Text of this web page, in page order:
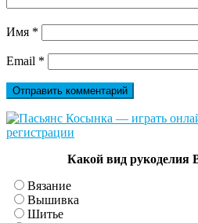
Имя *
Email *
Какой вид
Вязание
Вышивка
Шитье